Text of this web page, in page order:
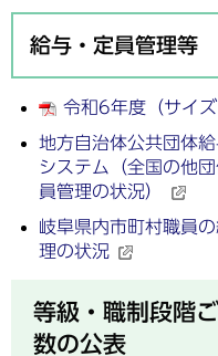
給与・定員管理等
令和6年度（サイ
地方自治体公共団体
システム（全国の他
員管理の状況）
岐阜県内市町村職員
理の状況
等級・職制段階
数の公表